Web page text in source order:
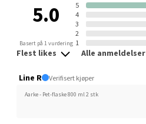
5.0
Basert på 1 vurdering
5
4
3
2
1
Flest likes Alle anmeldelser
Line R Verifisert kjøper
Aarke - Pet-flaske 800 ml 2 stk
Sandvika - Thon
Brodtkorbsgate 7, 1338
0 i butikk